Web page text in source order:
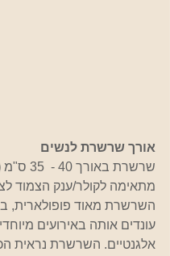
אורך שרשרת לנשים
שרשרת באורך 40 -  35 ס"מ
מתאימה לקולר/ענק הצמוד
השרשרת מאוד פופולארית,
עונדים אותה באירועים
אלגנטיים. השרשרת נראית